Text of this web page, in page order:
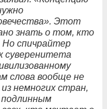
Этот
знать о том, кто
Но спичрайтер
суверенитета
слова вообще не
немногих стран,